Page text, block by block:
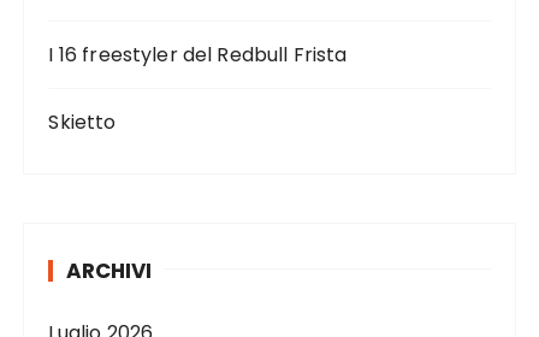
I 16 freestyler del Redbull Frista
Skietto
ARCHIVI